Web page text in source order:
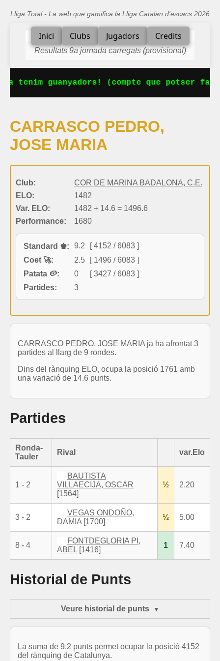
Lliga Total - La web que gamifica la Lliga Catalan d'escacs 2026
Inici Clubs Jugadors Credits
Resultats 9a jornada carregats (provisional)
tenim guanyadors! (compte que potser
CARRASCO PEDRO,
JOSE MARIA
Club:
COR DE MARINA BADALONA, C.E.
ELO:
1482
Var. ELO:
1482 + 14.6 = 1496.6
Performance:
1680
Standard ♚: 9.2
[ 4152 / 6083 ]
Coet 🚀:
2.5
[ 1496 / 6083 ]
Patata 🥔:
0
[ 3427 / 6083 ]
Partides:
3
CARRASCO PEDRO, JOSE MARIA ja ha afrontat 3
partides al llarg de 9 rondes.
Dins del rànquing ELO, ocupa la posició 1761 amb
una variació de 14.6 punts.
Partides
Ronda-
Tauler
Rival var.Elo
1 - 2
BAUTISTA
VILLAECIJA, OSCAR
[1564]
½ 2.20
3 - 2
VEGAS ONDOÑO,
DAMIA [1700]
½ 5.00
8 - 4
FONTDEGLORIA PI,
ABEL [1416]
1 7.40
Historial de Punts
Veure historial de punts
La suma de 9.2 punts permet ocupar la posició 4152
del rànquing de Catalunya.